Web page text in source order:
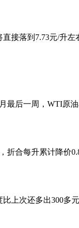
接落到7.73元/升
最后一周，WTI原
折合每升累计降价
上次还多出300多